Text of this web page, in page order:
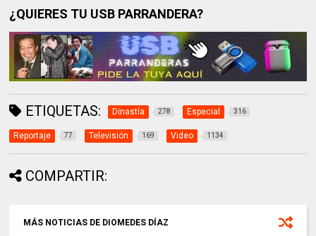
¿QUIERES TU USB PARRANDERA?
ETIQUETAS: Dinastía 278 Especial 316
Reportaje 77 Televisión 169 Video 1134
COMPARTIR:
MÁS NOTICIAS DE DIOMEDES DÍAZ